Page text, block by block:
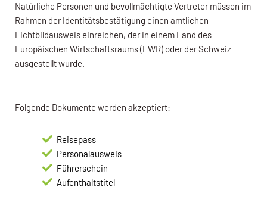
Natürliche Personen und bevollmächtigte Vertreter müssen im
Rahmen der Identitätsbestätigung einen amtlichen
Lichtbildausweis einreichen, der in einem Land des
Europäischen Wirtschaftsraums (EWR) oder der Schweiz
ausgestellt wurde.
Folgende Dokumente werden akzeptiert:
Reisepass
Personalausweis
Führerschein
Aufenthaltstitel